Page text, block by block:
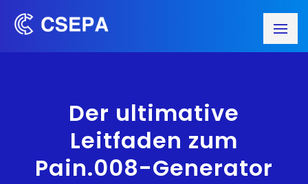
Der ultimative
Leitfaden zum
Pain.008-Generator